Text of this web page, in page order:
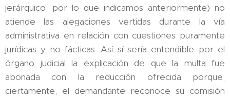
jerárquico, por lo que indicamos anteriormente) no
atiende las alegaciones vertidas durante la vía
administrativa en relación con cuestiones puramente
jurídicas y no fácticas. Así sí sería entendible por el
órgano judicial la explicación de que la multa fue
abonada con la reducción ofrecida porque,
ciertamente, el demandante reconoce su comisión